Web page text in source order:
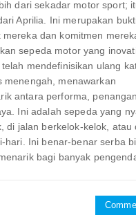
dari sekadar motor sport;
Aprilia. Ini merupakan
mereka dan komitmen
sepeda motor yang
mendefinisikan ulang
menengah, menawarkan
antara performa,
Ini adalah sepeda yang
di jalan berkelok-kelok, atau
hari. Ini benar-benar serba
bagi banyak